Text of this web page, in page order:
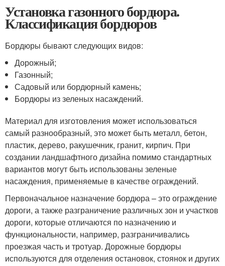
Установка газонного бордюра.
Классификация бордюров
Бордюры бывают следующих видов:
Дорожный;
Газонный;
Садовый или бордюрный камень;
Бордюры из зеленых насаждений.
Материал для изготовления может использоваться
самый разнообразный, это может быть металл, бетон,
пластик, дерево, ракушечник, гранит, кирпич. При
создании ландшафтного дизайна помимо стандартных
вариантов могут быть использованы зеленые
насаждения, применяемые в качестве ограждений.
Первоначальное назначение бордюра – это ограждение
дороги, а также разграничение различных зон и участков
дороги, которые отличаются по назначению и
функциональности, например, разграничивались
проезжая часть и тротуар. Дорожные бордюры
используются для отделения остановок, стоянок и других